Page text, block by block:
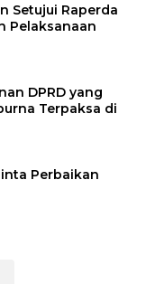
Setujui Raperda
Pelaksanaan
DPRD yang
Terpaksa di
Perbaikan